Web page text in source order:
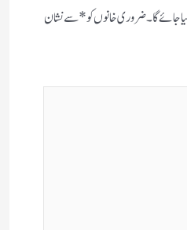
جائے گا۔ضروری خانوں کو*سے نشان